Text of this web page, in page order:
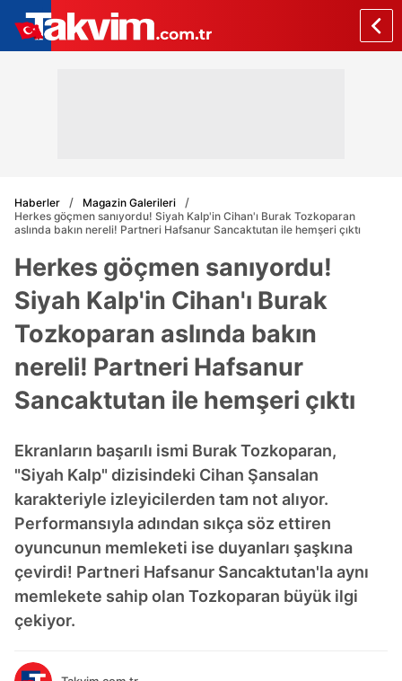
Haberler
Magazin Galerileri
Herkes göçmen sanıyordu! Siyah Kalp'in Cihan'ı Burak Tozkoparan
aslında bakın nereli! Partneri Hafsanur Sancaktutan ile hemşeri çıktı
Herkes göçmen sanıyordu!
Siyah Kalp'in Cihan'ı Burak
Tozkoparan aslında bakın
nereli! Partneri Hafsanur
Sancaktutan ile hemşeri çıktı
Ekranların başarılı ismi Burak Tozkoparan,
"Siyah Kalp" dizisindeki Cihan Şansalan
karakteriyle izleyicilerden tam not alıyor.
Performansıyla adından sıkça söz ettiren
oyuncunun memleketi ise duyanları şaşkına
çevirdi! Partneri Hafsanur Sancaktutan'la aynı
memlekete sahip olan Tozkoparan büyük ilgi
çekiyor.